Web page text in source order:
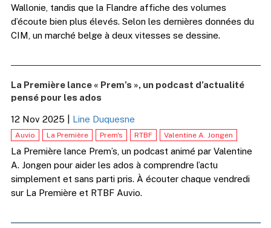
Wallonie, tandis que la Flandre affiche des volumes
d’écoute bien plus élevés. Selon les dernières données du
CIM, un marché belge à deux vitesses se dessine.
La Première lance « Prem’s », un podcast d’actualité
pensé pour les ados
12 Nov 2025 Line Duquesne
Auvio La Première Prem's RTBF Valentine A. Jongen
La Première lance Prem’s, un podcast animé par Valentine
A. Jongen pour aider les ados à comprendre l’actu
simplement et sans parti pris. À écouter chaque vendredi
sur La Première et RTBF Auvio.